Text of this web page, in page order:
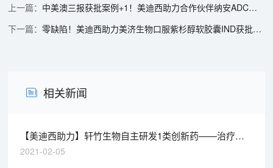
中美澳三报获批案例+1！美迪西助力合作伙伴纳安ADC药物T320抗癌新药加速出海
零缺陷！美迪西助力美济生物口服紫杉醇软胶囊IND获批FDA
相关新闻
【美迪西助力】轩竹生物自主研发1类创新药——治疗非
酒精性脂肪肝炎（NASH）项目获批临床试验
2021-02-05